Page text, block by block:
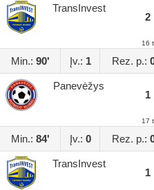
TransInvest
2
16
Min.: 90' Įv.: 1 Rez. p.:
Panevėžys
1
17
Min.: 84' Įv.: 0 Rez. p.:
TransInvest
1